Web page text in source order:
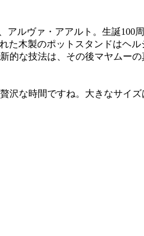
アルヴァ・アアルト。生誕100
た木製のポットスタンドはヘ
な技法は、その後マヤムーの
沢な時間ですね。大きなサイ